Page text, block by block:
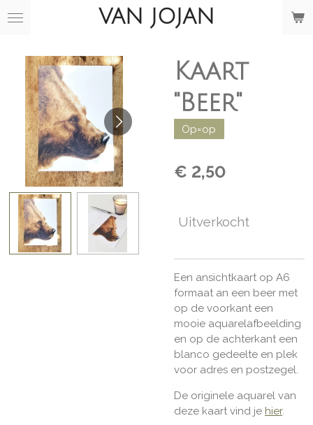
Ga
hoofdinhoud
VAN JOJAN
Kaart
"Beer"
Op=op
€ 2,50
Uitverkocht
Een ansichtkaart op A6
formaat an een beer met
op de voorkant een
mooie aquarelafbeelding
en op de achterkant een
blanco gedeelte en plek
voor adres en postzegel.
De originele aquarel van
deze kaart vind je hier.